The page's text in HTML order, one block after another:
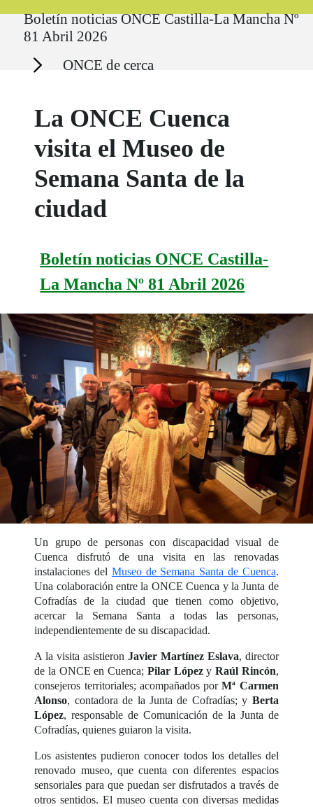
Boletín noticias ONCE Castilla-La Mancha Nº
81 Abril 2026
Secciones ONCE de cerca
La ONCE Cuenca
visita el Museo de
Semana Santa de la
ciudad
Boletín noticias ONCE Castilla-
La Mancha Nº 81 Abril 2026
Un grupo de personas con discapacidad visual de
Cuenca disfrutó de una visita en las renovadas
instalaciones del Museo de Semana Santa de Cuenca.
Una colaboración entre la ONCE Cuenca y la Junta de
Cofradías de la ciudad que tienen como objetivo,
acercar la Semana Santa a todas las personas,
independientemente de su discapacidad.
A la visita asistieron Javier Martínez Eslava, director
de la ONCE en Cuenca; Pilar Lópezy Raúl Rincón,
consejeros territoriales; acompañados porMª Carmen
Alonso, contadora de la Junta de Cofradías; y Berta
López, responsable de Comunicación de la Junta de
Cofradías, quienes guiaron la visita.
Los asistentes pudieron conocer todos los detalles del
renovado museo, que cuenta con diferentes espacios
sensoriales para que puedan ser disfrutados a través de
otros sentidos. El museo cuenta con diversas medidas